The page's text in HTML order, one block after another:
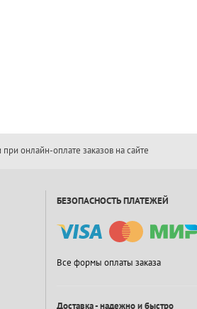
при онлайн-оплате заказов на сайте
БЕЗОПАСНОСТЬ ПЛАТЕЖЕЙ
Все формы оплаты заказа
Доставка - надежно и быстро